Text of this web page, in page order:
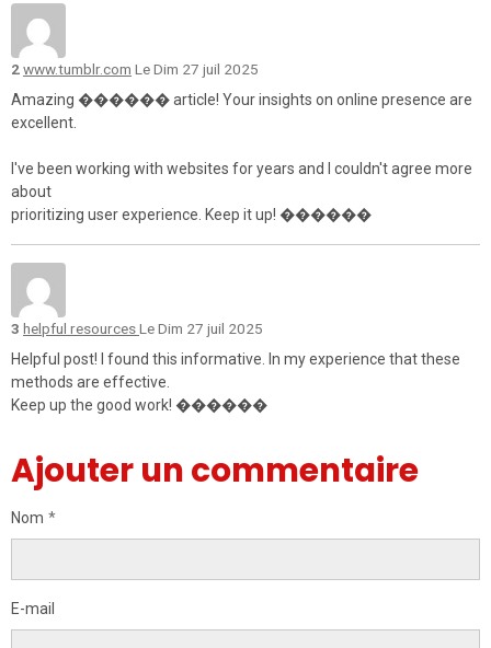
2www.tumblr.com Le Dim 27 juil 2025
Amazing ������ article! Your insights on online presence are
excellent.
I've been working with websites for years and I couldn't agree more
about
prioritizing user experience. Keep it up! ������
3 helpful resourcesLe Dim 27 juil 2025
Helpful post! I found this informative. In my experience that these
methods are effective.
Keep up the good work! ������
Ajouter un commentaire
Nom
E-mail